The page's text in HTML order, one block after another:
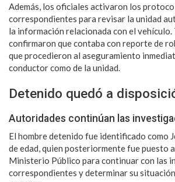
Además, los oficiales activaron los
correspondientes para revisar la unidad
la información relacionada con el vehículo.
confirmaron que contaba con reporte de
que procedieron al aseguramiento
conductor como de la unidad.
Detenido quedó a
Autoridades continúan las
El hombre detenido fue identificado como
de edad, quien posteriormente fue puesto
Ministerio Público para continuar con las
correspondientes y determinar su